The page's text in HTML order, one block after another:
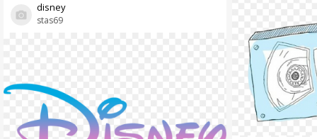
stas69
disney